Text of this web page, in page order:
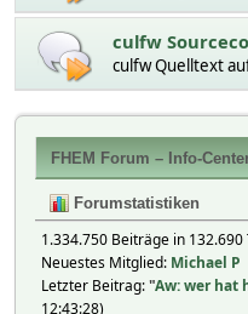
culfw
culfw Quelltext
FHEM Forum – Info-
Forumstatistiken
1.334.750 Beiträge in
Neuestes Mitglied: Michael P
Letzter Beitrag:"Aw: wer hat
12:43:28)